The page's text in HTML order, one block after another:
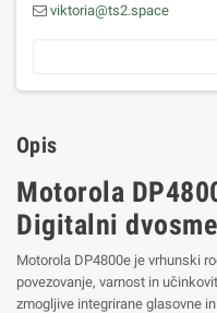
viktoria@ts2.space
Opis
Motorola
Digitalni
Motorola DP4800e je vrhunski
povezovanje, varnost in
zmogljive integrirane glasovne